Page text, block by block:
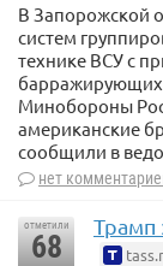
В Запорожской
систем
технике ВСУ с
барражирующих
Минобороны
американские
сообщили в
нет
отметили
68
Трамп